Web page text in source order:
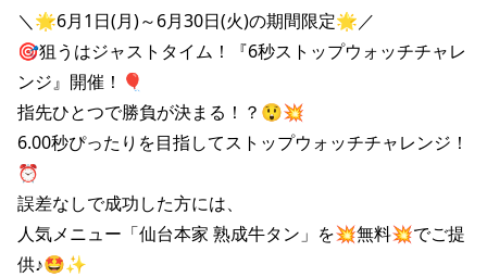
＼🌟6月1日(月)～6月30日(火)の期間限定🌟／
🎯狙うはジャストタイム！『6秒ストップウォッチチャレ
ンジ』開催！🎈
指先ひとつで勝負が決まる！？😲💥
6.00秒ぴったりを目指してストップウォッチチャレンジ！
⏰️
誤差なしで成功した方には、
人気メニュー「仙台本家 熟成牛タン」を💥無料💥でご提
供♪🤩✨